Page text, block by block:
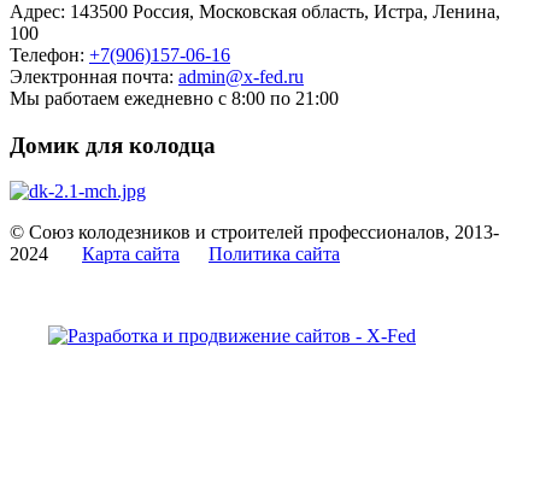
Адрес: 143500 Россия, Московская область, Истра, Ленина,
100
Телефон: +7(906)157-06-16
Электронная почта: admin@x-fed.ru
Мы работаем ежедневно с 8:00 по 21:00
Домик для колодца
© Союз колодезников и строителей профессионалов, 2013-
2024 Карта сайта Политика сайта